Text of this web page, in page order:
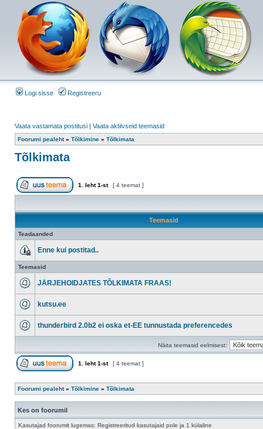
Logi sisse Registreeru
Vaata vastamata postitusi | Vaata aktiivseid teemasid
Foorumi pealeht» Tõlkimine » Tõlkimata
Tõlkimata
1 . leht1-st [ 4 teemat ]
Teemasid
Teadaanded
Enne kui postitad..
Teemasid
JÄRJEHOIDJATES TÕLKIMATA FRAAS!
kutsu.ee
thunderbird 2.0b2 ei oska et-EE tunnustada preferencedes
Näita teemasid eelmisest:
1 . leht1-st [ 4 teemat ]
Foorumi pealeht» Tõlkimine » Tõlkimata
Kes on foorumil
Kasutajad foorumit lugemas: Registreeritud kasutajaid pole ja 1 külaline